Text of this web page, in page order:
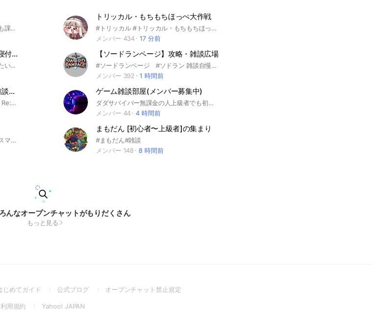
協力TDやるとこです〜。無課金の人も課金してる人も楽しくやりましょう！皆で戦略考えたり、アドバイスどんどんし合ってください！
トリッカル・もちもちほっぺ大作戦
#トリッカル #トリッカル・もちもちほっぺ大作戦
メンバー 434
17 分前
ドット勇者〜三時のおやつと昼寝付きの冒険~
ドット勇者の雑談グループです 聞きたいことや情報共有など様々なこと話してください！ ♯ドット勇者
【ソードランページ】攻略・雑談広場
#ソードランページ #ソドラン 雑談自慢質問なんでもござれ 悪いことしない限りご自由にどうぞ
メンバー 392
1 時間前
【Re:END】攻略・雑談広場（雑談&質問なんでもルーム）
あの頃のMMORPGを彷彿とさせる、 Re:ENDを皆で遊び倒しましょう！ 雑談も大丈夫ですので、ゆるーくお過ごしください。 雰囲気良好！ROM専の方も大歓迎です🙆 それでは、よろしくお願いします #リエンド #Re:END #ゲーム #MMORPG #RPG #攻略 #雑談
ゲーム雑談部屋(メンバー募集中)
ダダサバイバー無課金の人上級者でも初心者でも大歓迎です(^.^) マインクラフトも初心者上級者関係なく歓迎ですー
メンバー 44
4 時間前
#ドラクエ #スマグロ #DQ #dq #DQスマグロ #dqスマグロ #dqすまぐろ #DQすまぐろ
まもだん [初心者〜上級者]の集まり
#まもだん#雑談
メンバー 148
8 時間前
んなオープンチャットがもりだくさん
もっと見る
じめてガイド
(Open
a
公式ブログ
(Openオープンチャット禁止規定(Open
利用規約
(OpenYahoo! JAPAN